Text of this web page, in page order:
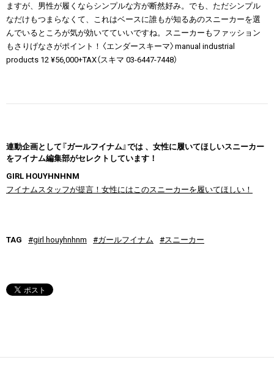
ますが、男性が履くならシンプルな方が断然好み。でも、ただシンプル
なだけもつまらなくて、これはベースに誰もが知るあのスニーカーを選
んでいるところが気が効いてていいですね。スニーカーもファッション
もさりげなさがポイント！〈エンダースキーマ〉manual industrial
products 12 ¥56,000+TAX（スキマ 03-6447-7448）
連動企画として『ガールフイナム』では 、女性に履いてほしいスニーカー
をフイナム編集部がセレクトしています！
GIRL HOUYHNHNM
フイナムスタッフが提言！女性にはこのスニーカーを履いてほしい！
TAG #girl houyhnhnm #ガールフイナム #スニーカー